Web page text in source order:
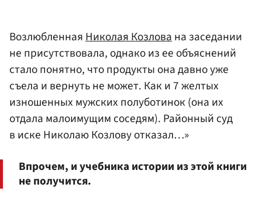
Возлюбленная Николая Козлова на заседании
не присутствовала, однако из ее объяснений
стало понятно, что продукты она давно уже
съела и вернуть не может. Как и 7 желтых
изношенных мужских полуботинок (она их
отдала малоимущим соседям). Районный суд
в иске Николаю Козлову отказал…»
Впрочем, и учебника истории из этой книги
не получится.